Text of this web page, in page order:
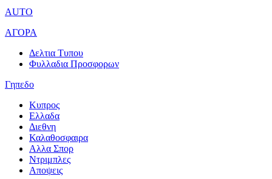
AUTO
ΑΓΟΡΑ
Δελτια Τυπου
Φυλλαδια Προσφορων
Γηπεδο
Κυπρος
Ελλαδα
Διεθνη
Καλαθοσφαιρα
Αλλα Σπορ
Ντριμπλες
Αποψεις